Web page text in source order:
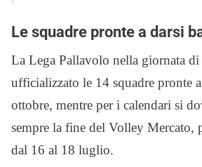
Le squadre pronte a darsi
La Lega Pallavolo nella giornata di
ufficializzato le 14 squadre pronte
ottobre, mentre per i calendari si
sempre la fine del Volley Mercato,
dal 16 al 18 luglio.